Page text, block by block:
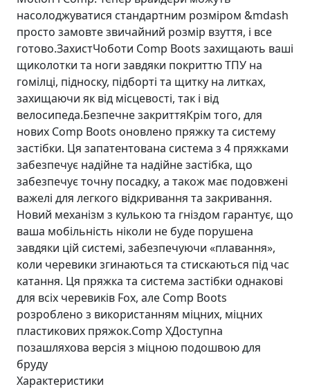
насолоджуватися стандартним розміром &mdash
просто замовте звичайний розмір взуття, і все
готово.ЗахистЧоботи Comp Boots захищають ваші
щиколотки та ноги завдяки покриттю ТПУ на
гомілці, підноску, підборті та щитку на литках,
захищаючи як від місцевості, так і від
велосипеда.Безпечне закриттяКрім того, для
нових Comp Boots оновлено пряжку та систему
застібки. Ця запатентована система з 4 пряжками
забезпечує надійне та надійне застібка, що
забезпечує точну посадку, а також має подовжені
важелі для легкого відкривання та закривання.
Новий механізм з кулькою та гніздом гарантує, що
ваша мобільність ніколи не буде порушена
завдяки цій системі, забезпечуючи «плавання»,
коли черевики згинаються та стискаються під час
катання. Ця пряжка та система застібки однакові
для всіх черевиків Fox, але Comp Boots
розроблено з використанням міцних, міцних
пластикових пряжок.Comp ХДоступна
позашляхова версія з мiцною подошвою для
бруду
Характеристики